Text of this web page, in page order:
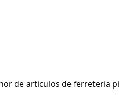
de articulos de ferreteria